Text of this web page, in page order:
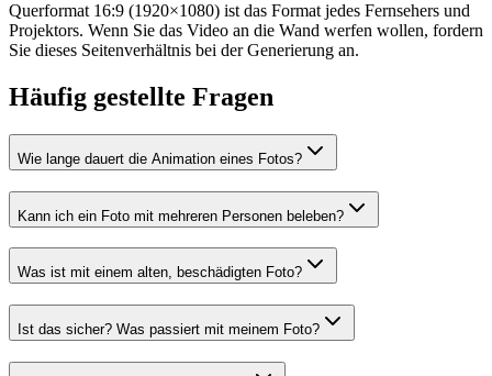
Querformat 16:9 (1920×1080) ist das Format jedes Fernsehers und
Projektors. Wenn Sie das Video an die Wand werfen wollen, fordern
Sie dieses Seitenverhältnis bei der Generierung an.
Häufig gestellte Fragen
Wie lange dauert die Animation eines Fotos?
Kann ich ein Foto mit mehreren Personen beleben?
Was ist mit einem alten, beschädigten Foto?
Ist das sicher? Was passiert mit meinem Foto?